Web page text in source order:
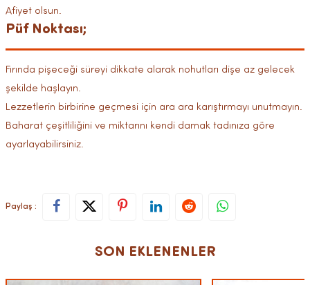
Afiyet olsun.
Püf Noktası;
Fırında pişeceği süreyi dikkate alarak nohutları dişe az gelecek
şekilde haşlayın.
Lezzetlerin birbirine geçmesi için ara ara karıştırmayı unutmayın.
Baharat çeşitliliğini ve miktarını kendi damak tadınıza göre
ayarlayabilirsiniz.
Paylaş :
SON EKLENENLER